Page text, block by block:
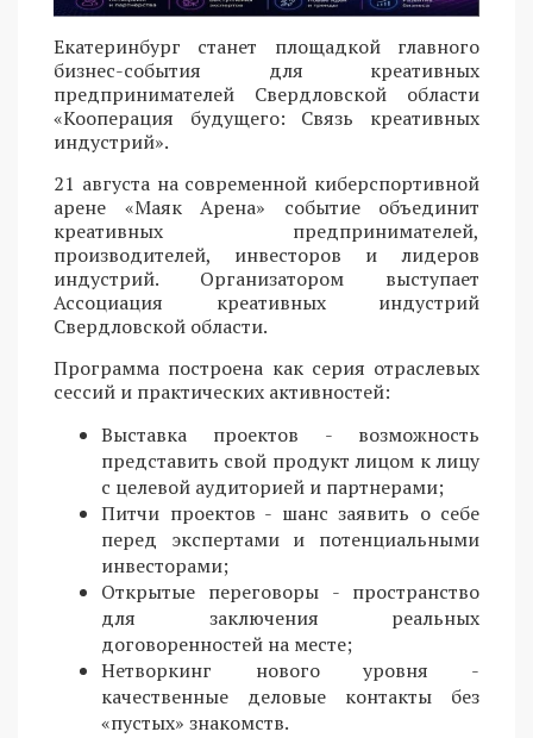
Екатеринбург станет площадкой главного
бизнес-события для креативных
предпринимателей Свердловской области
«Кооперация будущего: Связь креативных
индустрий».
21 августа на современной киберспортивной
арене «Маяк Арена» событие объединит
креативных предпринимателей,
производителей, инвесторов и лидеров
индустрий. Организатором выступает
Ассоциация креативных индустрий
Свердловской области.
Программа построена как серия отраслевых
сессий и практических активностей:
Выставка проектов - возможность
представить свой продукт лицом к лицу
с целевой аудиторией и партнерами;
Питчи проектов - шанс заявить о себе
перед экспертами и потенциальными
инвесторами;
Открытые переговоры - пространство
для заключения реальных
договоренностей на месте;
Нетворкинг нового уровня -
качественные деловые контакты без
«пустых» знакомств.